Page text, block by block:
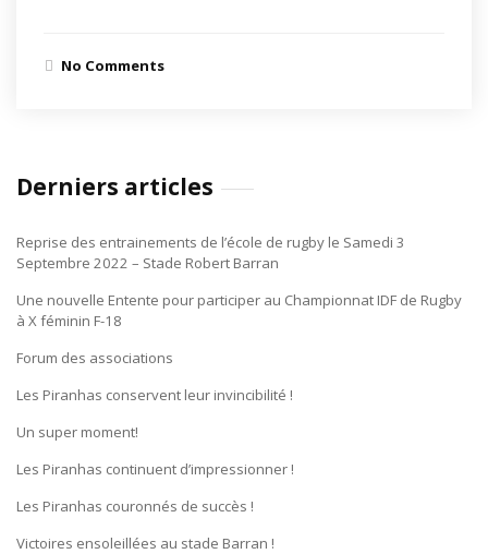
No Comments
Derniers articles
Reprise des entrainements de l’école de rugby le Samedi 3
Septembre 2022 – Stade Robert Barran
Une nouvelle Entente pour participer au Championnat IDF de Rugby
à X féminin F-18
Forum des associations
Les Piranhas conservent leur invincibilité !
Un super moment!
Les Piranhas continuent d’impressionner !
Les Piranhas couronnés de succès !
Victoires ensoleillées au stade Barran !